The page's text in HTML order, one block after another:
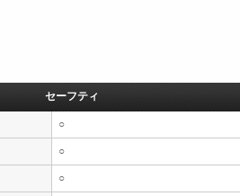
セーフティ
○
○
○